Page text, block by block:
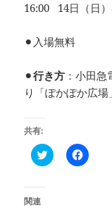
16:00 14日（日）
⚫︎入場無料
⚫︎行き方 ：小田
り「ぽかぽか広
共有:
ク
リ
F
a
関連